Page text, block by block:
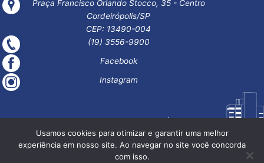
Praça Francisco Orlando Stocco, 35 - Centro
Cordeirópolis/SP
CEP: 13490-004
(19) 3556-9900
Facebook
Instagram
Usamos cookies para otimizar e garantir uma melhor
experiência em nosso site. Ao navegar no site você concorda
com isso.